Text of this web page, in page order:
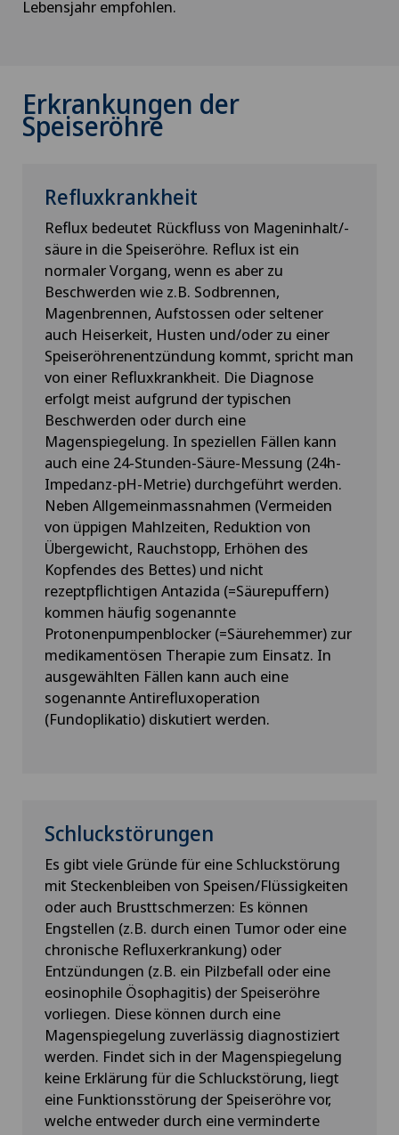
Lebensjahr empfohlen.
Erkrankungen der
Speiseröhre
Refluxkrankheit
Reflux bedeutet Rückfluss von Mageninhalt/-
säure in die Speiseröhre. Reflux ist ein
normaler Vorgang, wenn es aber zu
Beschwerden wie z.B. Sodbrennen,
Magenbrennen, Aufstossen oder seltener
auch Heiserkeit, Husten und/oder zu einer
Speiseröhrenentzündung kommt, spricht man
von einer Refluxkrankheit. Die Diagnose
erfolgt meist aufgrund der typischen
Beschwerden oder durch eine
Magenspiegelung. In speziellen Fällen kann
auch eine 24-Stunden-Säure-Messung (24h-
Impedanz-pH-Metrie) durchgeführt werden.
Neben Allgemeinmassnahmen (Vermeiden
von üppigen Mahlzeiten, Reduktion von
Übergewicht, Rauchstopp, Erhöhen des
Kopfendes des Bettes) und nicht
rezeptpflichtigen Antazida (=Säurepuffern)
kommen häufig sogenannte
Protonenpumpenblocker (=Säurehemmer) zur
medikamentösen Therapie zum Einsatz. In
ausgewählten Fällen kann auch eine
sogenannte Antirefluxoperation
(Fundoplikatio) diskutiert werden.
Schluckstörungen
Es gibt viele Gründe für eine Schluckstörung
mit Steckenbleiben von Speisen/Flüssigkeiten
oder auch Brusttschmerzen: Es können
Engstellen (z.B. durch einen Tumor oder eine
chronische Refluxerkrankung) oder
Entzündungen (z.B. ein Pilzbefall oder eine
eosinophile Ösophagitis) der Speiseröhre
vorliegen. Diese können durch eine
Magenspiegelung zuverlässig diagnostiziert
werden. Findet sich in der Magenspiegelung
keine Erklärung für die Schluckstörung, liegt
eine Funktionsstörung der Speiseröhre vor,
welche entweder durch eine verminderte